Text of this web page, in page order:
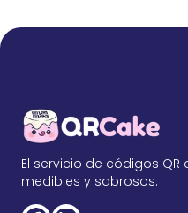
El servicio de códigos QR
medibles y sabrosos.